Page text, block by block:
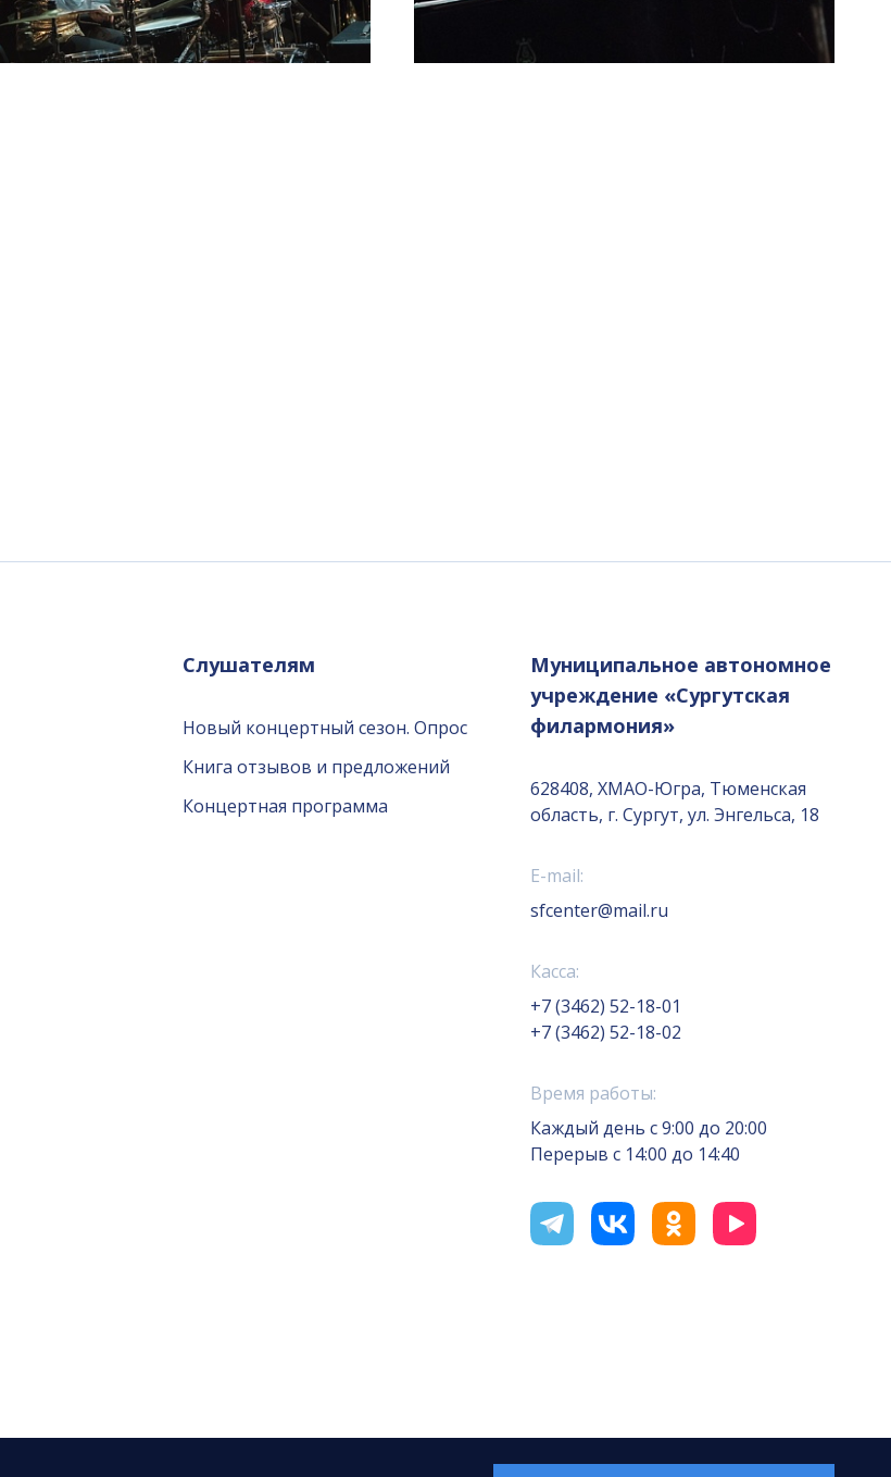
Слушателям
Новый концертный сезон. Опрос
Книга отзывов и предложений
Концертная программа
Муниципальное автономное
учреждение «Сургутская
филармония»
628408, ХМАО-Югра, Тюменская
область, г. Сургут, ул. Энгельса, 18
E-mail:
sfcenter@mail.ru
Касса:
+7 (3462) 52-18-01
+7 (3462) 52-18-02
Время работы:
Каждый день с 9:00 до 20:00
Перерыв с 14:00 до 14:40